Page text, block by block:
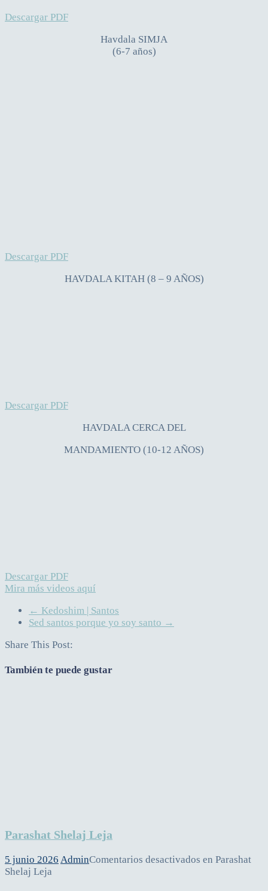
Descargar PDF
Havdala SIMJA
(6-7 años)
Descargar PDF
HAVDALA KITAH (8 – 9 AÑOS)
Descargar PDF
HAVDALA CERCA DEL
MANDAMIENTO (10-12 AÑOS)
Descargar PDF
Mira más videos aquí
← Kedoshim | Santos
Sed santos porque yo soy santo →
Share This Post:
También te puede gustar
Parashat Shelaj Leja
5 junio 2026 AdminComentarios desactivados en Parashat
Shelaj Leja